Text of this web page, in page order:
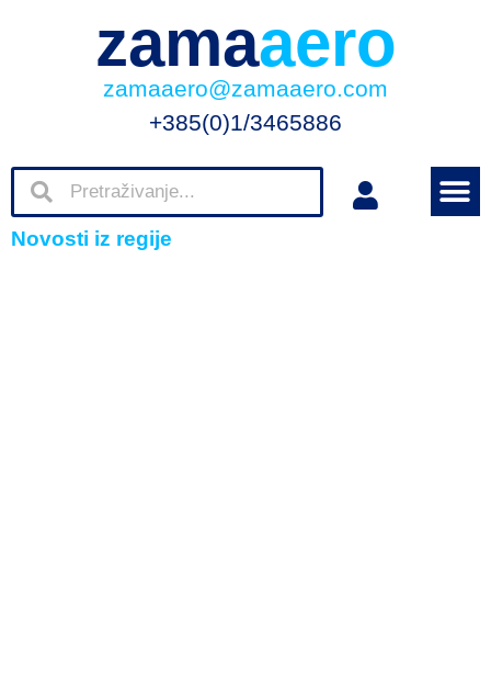
zamaaero
zamaaero@zamaaero.com
+385(0)1/3465886
Novosti iz regije